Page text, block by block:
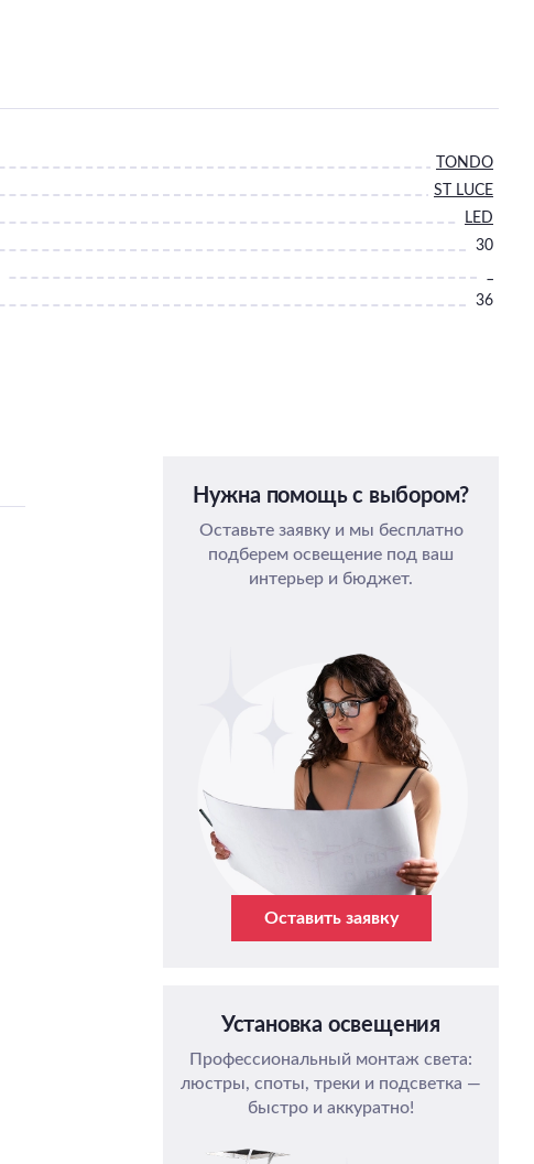
TONDO
ST LUCE
LED
30
36
Нужна помощь с выбором?
Оставьте заявку и мы бесплатно
подберем освещение под ваш
интерьер и бюджет.
Оставить заявку
Установка освещения
Профессиональный монтаж света:
люстры, споты, треки и подсветка —
быстро и аккуратно!